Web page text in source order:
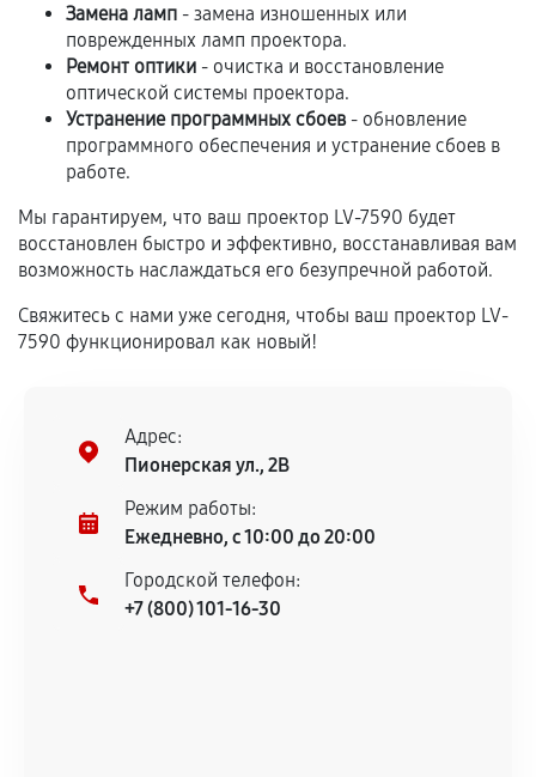
Если комплектующие куплены
самостоятельно
Гарантия на выполненные работы может
соблюдены следующие условия:
Предоставленные детали подходят по
техническим параметрам и не имеют внешних
дефектов.
Установка была выполнена нашим сервисным
остается на стороне производителя или
продавца. За качество сторонних деталей
сервисный центр ответственности не несет.
Замена ламп - замена изношенных или
поврежденных ламп проектора.
Ремонт оптики - очистка и восстановление
оптической системы проектора.
Устранение программных сбоев- обновление
программного обеспечения и устранение сбоев в
работе.
Мы гарантируем, что ваш проектор LV-7590 будет
восстановлен быстро и эффективно, восстанавливая вам
возможность наслаждаться его безупречной работой.
Свяжитесь с нами уже сегодня, чтобы ваш проектор LV-
7590 функционировал как новый!
Адрес:
Пионерская ул., 2В
Режим работы:
Ежедневно, с 10:00 до 20:00
Городской телефон:
+7 (800) 101-16-30